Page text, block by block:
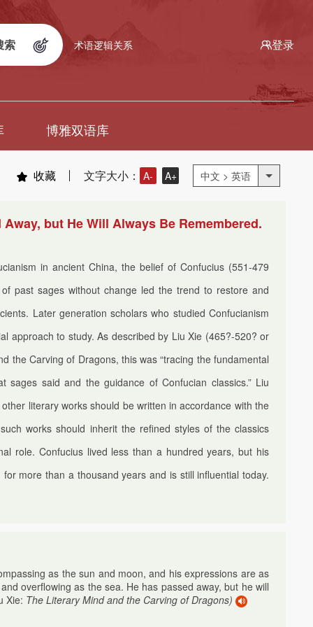
索 术语逻辑关系 登录
博雅双语库
收藏 文字大小： A- A+ 中文 > 英语
Away, but He Will Always Be Remembered.
in ancient China, the belief of Confucius (551-479
past sages without change led the trend to restore and
Later generation scholars who studied Confucianism
approach to study. As described by Liu Xie (465?-520? or
the Carving of Dragons, this was “tracing the fundamental
sages said and the guidance of Confucian classics.” Liu
literary works should be written in accordance with the
works should inherit the refined styles of the classics
role. Confucius lived less than a hundred years, but his
more than a thousand years and is still influential today.
as the sun and moon, and his expressions are as
overflowing as the sea. He has passed away, but he will
Xie: The Literary Mind and the Carving of Dragons)